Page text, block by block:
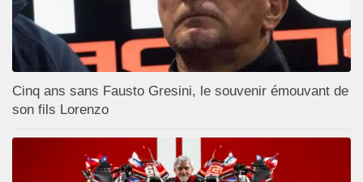
Cinq ans sans Fausto Gresini, le souvenir émouvant de
son fils Lorenzo